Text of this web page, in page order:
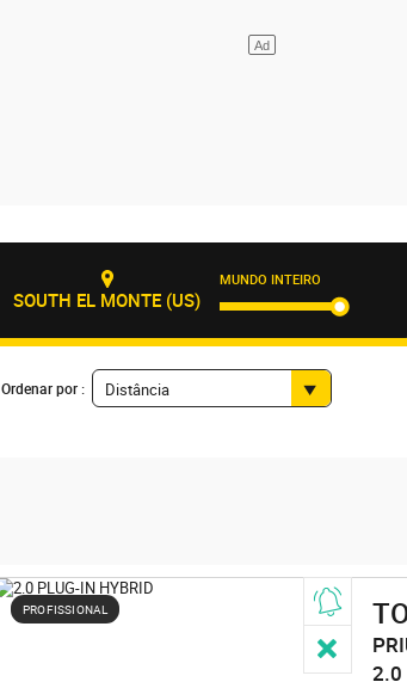
SOUTH EL MONTE (US)
MUNDO INTEIRO
Ordenar por : Distância
PROFISSIONAL
2.0